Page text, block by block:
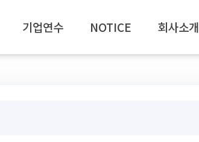
기업연수 NOTICE 회사소개